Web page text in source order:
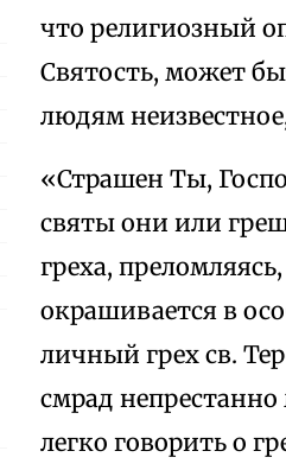
что религиозный
Святость, может
людям
«Страшен Ты,
святы они или
греха,
окрашивается в
личный грех св.
смрад непрестанно
легко говорить о